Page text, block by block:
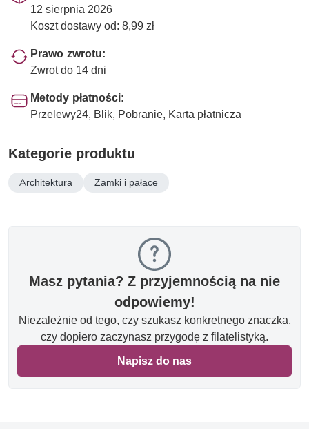
12 sierpnia 2026
Koszt dostawy od: 8,99 zł
Prawo zwrotu:
Zwrot do 14 dni
Metody płatności:
Przelewy24, Blik, Pobranie, Karta płatnicza
Kategorie produktu
Architektura Zamki i pałace
Masz pytania? Z przyjemnością na nie
odpowiemy!
Niezależnie od tego, czy szukasz konkretnego znaczka,
czy dopiero zaczynasz przygodę z filatelistyką.
Napisz do nas